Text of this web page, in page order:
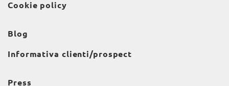
Cookie policy
Blog
Informativa clienti/prospect
Press